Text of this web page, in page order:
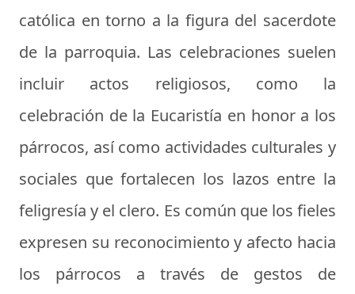
católica en torno a la figura del sacerdote
de la parroquia. Las celebraciones suelen
incluir actos religiosos, como la
celebración de la Eucaristía en honor a los
párrocos, así como actividades culturales y
sociales que fortalecen los lazos entre la
feligresía y el clero. Es común que los fieles
expresen su reconocimiento y afecto hacia
los párrocos a través de gestos de